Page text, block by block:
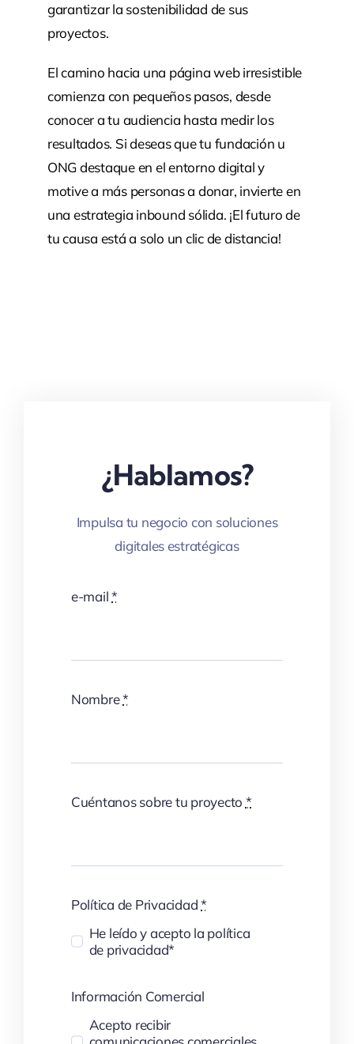
garantizar la sostenibilidad de sus
proyectos.
El camino hacia una página web irresistible
comienza con pequeños pasos, desde
conocer a tu audiencia hasta medir los
resultados. Si deseas que tu fundación u
ONG destaque en el entorno digital y
motive a más personas a donar, invierte en
una estrategia inbound sólida. ¡El futuro de
tu causa está a solo un clic de distancia!
¿Hablamos?
Impulsa tu negocio con soluciones
digitales estratégicas
e-mail*
Nombre*
Cuéntanos sobre tu proyecto *
Política de Privacidad*
He leído y acepto la política
de privacidad*
Información Comercial
Acepto recibir